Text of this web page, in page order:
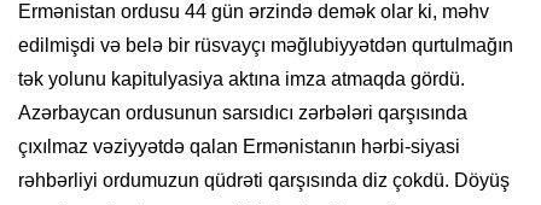
Ermənistan ordusu 44 gün ərzində demək olar ki, məhv
edilmişdi və belə bir rüsvayçı məğlubiyyətdən qurtulmağın
tək yolunu kapitulyasiya aktına imza atmaqda gördü.
Azərbaycan ordusunun sarsıdıcı zərbələri qarşısında
çıxılmaz vəziyyətdə qalan Ermənistanın hərbi-siyasi
rəhbərliyi ordumuzun qüdrəti qarşısında diz çokdü. Döyüş